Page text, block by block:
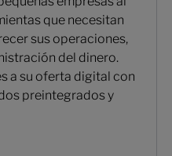
que necesitan
sus operaciones,
del dinero.
a su oferta digital con
preintegrados y